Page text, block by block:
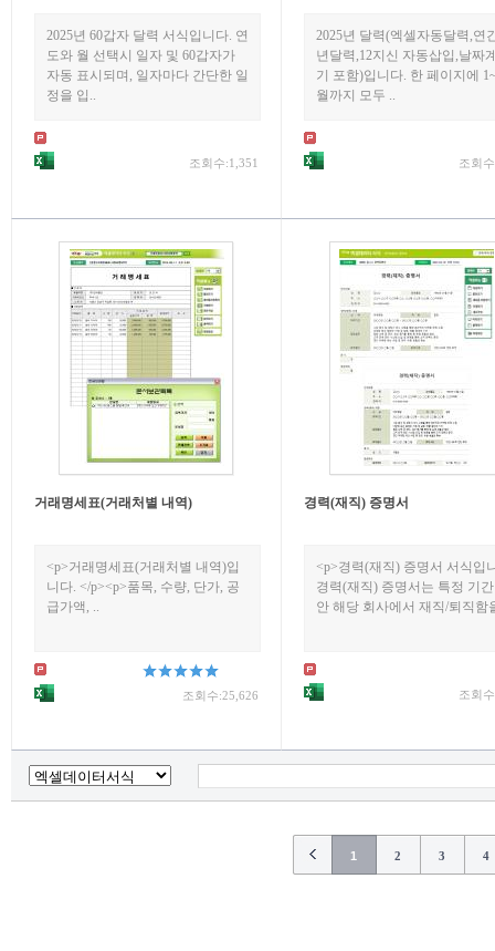
2025년 60갑자 달력 서식입니다. 연
도와 월 선택시 일자 및 60갑자가
자동 표시되며, 일자마다 간단한 일
정을 입..
조회수:1,351
2025년 달력(엑셀자동달력,연
년달력,12지신 자동삽입,날짜
기 포함)입니다. 한 페이지에
월까지 모두 ..
조회
거래명세표(거래처별 내역)
<p>거래명세표(거래처별 내역)입
니다. </p><p>품목, 수량, 단가, 공
급가액, ..
조회수:25,626
경력(재직) 증명서
<p>경력(재직) 증명서 서식입
경력(재직) 증명서는 특정 기
안 해당 회사에서 재직/퇴직함
조회
1 2 3 4